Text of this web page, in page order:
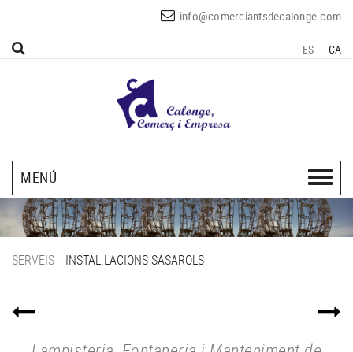
info@comerciantsdecalonge.com
ES CA
MENÚ
SERVEIS INSTAL.LACIONS SASAROLS